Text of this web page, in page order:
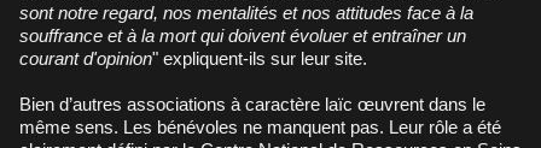
sont notre regard, nos mentalités et nos attitudes face à la
souffrance et à la mort qui doivent évoluer et entraîner un
courant d'opinion" expliquent-ils sur leur site.
Bien d’autres associations à caractère laïc œuvrent dans le
même sens. Les bénévoles ne manquent pas. Leur rôle a été